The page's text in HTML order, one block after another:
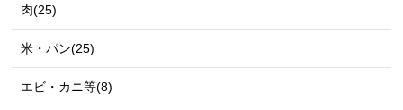
肉(25)
米・パン(25)
エビ・カニ等(8)